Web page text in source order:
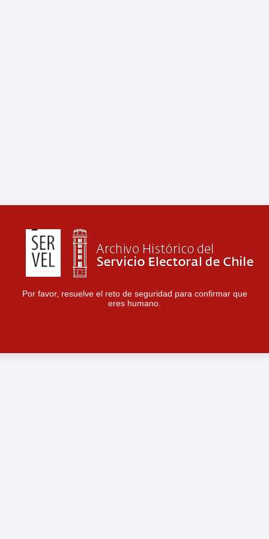
Por favor, resuelve el reto de seguridad para confirmar que
eres humano.